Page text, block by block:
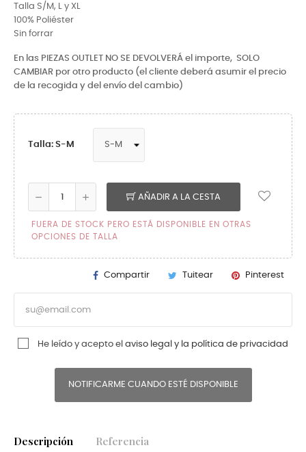
Talla S/M, L y XL
100% Poliéster
Sin forrar
En las PIEZAS OUTLET NO SE DEVOLVERÁ el importe, SOLO
CAMBIAR por otro producto (el cliente deberá asumir el precio
de la recogida y del envío del cambio)
Talla: S-M
AÑADIR A LA CESTA
FUERA DE STOCK PERO ESTÁ DISPONIBLE EN OTRAS
OPCIONES DE TALLA
Compartir Tuitear Pinterest
He leído y acepto el aviso legal y la política de privacidad
NOTIFICARME CUANDO ESTÉ DISPONIBLE
Descripción Referencia